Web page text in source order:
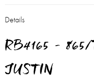
Details
RB4165 -
JUSTIN